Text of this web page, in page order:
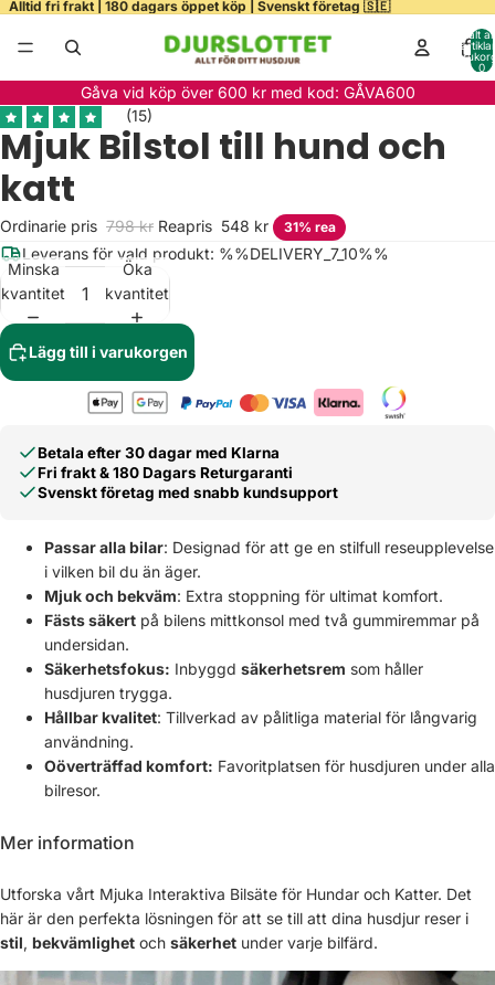
Alltid fri frakt | 180 dagars öppet köp | Svenskt företag 🇸🇪
Totalt
0
Gåva vid köp över 600 kr med kod: GÅVA600
Mjuk Bilstol till hund och
katt
Ordinarie pris 798 kr Reapris 548 kr 31% rea
Leverans för vald produkt: %%DELIVERY_7_10%%
Minska
kvantitet
Öka
kvantitet
Lägg till i varukorgen
Betala efter 30 dagar med Klarna
Fri frakt & 180 Dagars Returgaranti
Svenskt företag med snabb kundsupport
Passar alla bilar: Designad för att ge en stilfull reseupplevelse
i vilken bil du än äger.
Mjuk och bekväm: Extra stoppning för ultimat komfort.
Fästs säkert på bilens mittkonsol med två gummiremmar på
undersidan.
Säkerhetsfokus: Inbyggd säkerhetsrem som håller
husdjuren trygga.
Hållbar kvalitet: Tillverkad av pålitliga material för långvarig
användning.
Oöverträffad komfort: Favoritplatsen för husdjuren under alla
bilresor.
Mer information
Utforska vårt Mjuka Interaktiva Bilsäte för Hundar och Katter. Det
här är den perfekta lösningen för att se till att dina husdjur reser i
stil, bekvämlighet och säkerhet under varje bilfärd.